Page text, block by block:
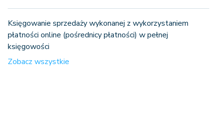
Księgowanie sprzedaży wykonanej z wykorzystaniem
płatności online (pośrednicy płatności) w pełnej
księgowości
Zobacz wszystkie